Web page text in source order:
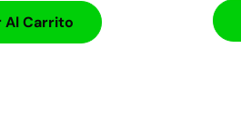
Al Carrito